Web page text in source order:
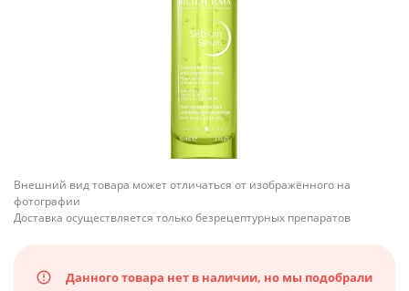
Внешний вид товара может отличаться от изображённого на
фотографии
Доставка осуществляется только безрецептурных препаратов
Данного товара нет в наличии, но мы подобрали